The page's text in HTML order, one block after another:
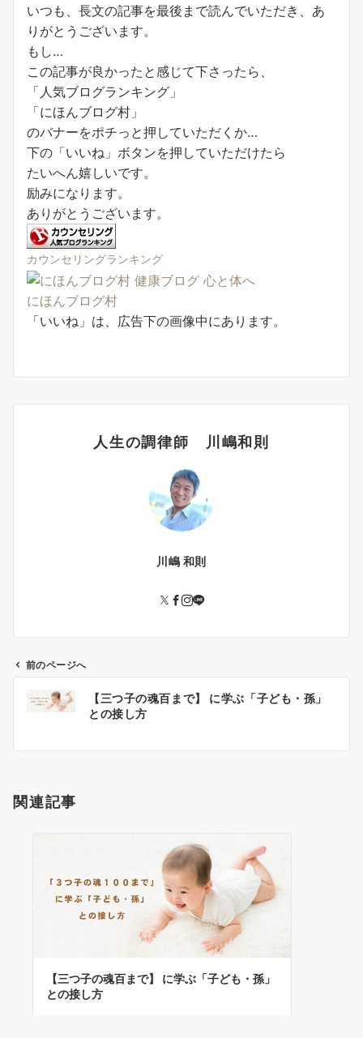
いつも、長文の記事を最後まで読んでいただき、あ
りがとうございます。
もし…
この記事が良かったと感じて下さったら、
「人気ブログランキング」
「にほんブログ村」
のバナーをポチっと押していただくか…
下の 「いいね」ボタンを押していただけたら
たいへん嬉しいです。
励みになります。
ありがとうございます。
カウンセリングランキング
にほんブログ村
「いいね」は、広告下の画像中にあります。
人生の調律師 川嶋和則
川嶋 和則
シ
前のページへ
【三つ子の魂百まで】 に学ぶ「子ども・孫」
との接し方
関連記事
【三つ子の魂百まで】 に学ぶ「子ども・孫」
との接し方